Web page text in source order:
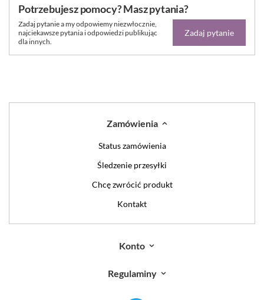
Potrzebujesz pomocy? Masz pytania?
Zadaj pytanie a my odpowiemy niezwłocznie,
najciekawsze pytania i odpowiedzi publikując
dla innych.
Zadaj pytanie
Zamówienia
Status zamówienia
Śledzenie przesyłki
Chcę zwrócić produkt
Kontakt
Konto
Regulaminy